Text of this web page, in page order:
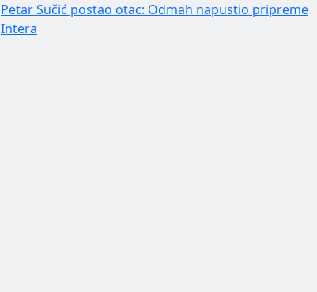
Petar Sučić postao otac: Odmah napustio pripreme
Intera